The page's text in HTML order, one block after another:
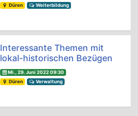
Düren
Weiterbildung
Interessante Themen mit
lokal-historischen Bezügen
Mi., 29. Juni 2022 09:30
Düren
Verwaltung